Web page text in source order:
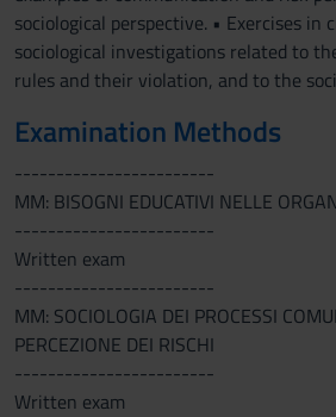
sociological perspective. • Exercises in
sociological investigations related to
rules and their violation, and to the
Examination Methods
------------------------
MM: BISOGNI EDUCATIVI NELLE
------------------------
Written exam
------------------------
MM: SOCIOLOGIA DEI PROCESSI
PERCEZIONE DEI RISCHI
------------------------
Written exam